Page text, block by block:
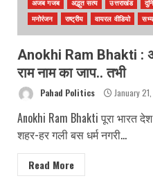
अजब गजब अद्भुत सत्य उत्तराखंड
मनोरंजन
राष्ट्रीय वायरल वीडियो
Anokhi Ram Bhakti :
राम नाम का जाप.. तभी
Pahad Politics January
Anokhi Ram Bhakti पूरा भारत
शहर-हर गली बस धर्म नगरी...
Read More